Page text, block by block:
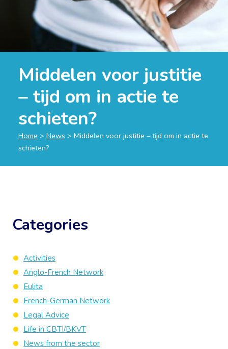
Middelen voor justitie
– tijd om in actie te
schieten?
Home > News > Middelen voor justitie – tijd om in actie te
schieten?
Categories
Activities
Anglo-French Network
Eulita
French-German Network
Legal Advice
Life in CBTI/BKVT
News from the sector